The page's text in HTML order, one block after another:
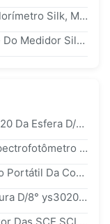
Medidor Da Diferença Da Cor Do Colorímetro Silk, Medidor Recarregável Da Cor Do Laboratório Do CIE
Colorímetro Da Repreensão Do Café Do Medidor Silk nr200 Da Diferença Da Cor Da Abertura Da Medida De 8mm
Espectrofotômetro Portátil Silk ys3020 Da Esfera D/8° De 48mm Para Cabos
Abertura De Medição Portátil Do Espectrofotômetro ys3020 1*3mm De cm700d Silk Para A Amostra Especial Da Curva
Silk Espectrofotômetro Colorimétrico Portátil Da Cor Da Máquina ys3020 Com A Abertura Pequena De 1*3mm
Espectrofotômetro Portátil Da Abertura D/8° ys3020 De 8mm